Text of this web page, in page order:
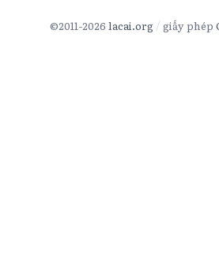
©2011-2026 lacai.org giấy phép